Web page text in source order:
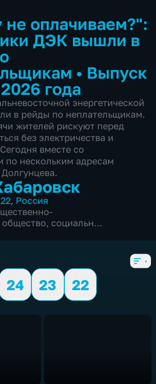
оплачиваем?":
ДЭК вышли в
• Выпуск
года
энергетической
в рейды по неплательщикам.
жителей рискуют перед
без электричества и
вместе со
по нескольким адресам
, Россия
общество, социально-
24 23
22